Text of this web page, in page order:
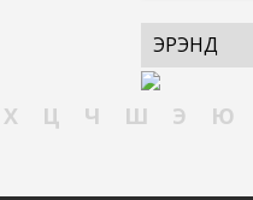
ЭРЭНД
Х Ц Ч Ш Э Ю